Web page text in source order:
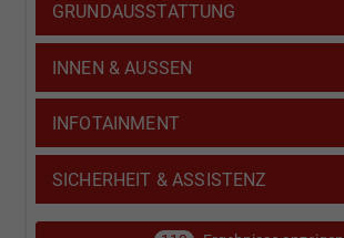
GRUNDAUSSTATTUNG
INNEN & AUSSEN
INFOTAINMENT
SICHERHEIT & ASSISTENZ